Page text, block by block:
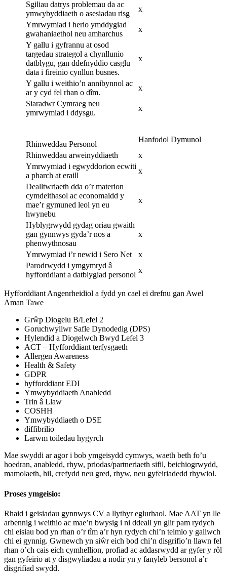
Sgiliau datrys problemau da ac
ymwybyddiaeth o asesiadau risg
x
Ymrwymiad i herio ymddygiad
gwahaniaethol neu amharchus
x
Y gallu i gyfrannu at osod
targedau strategol a chynllunio
datblygu, gan ddefnyddio casglu
data i fireinio cynllun busnes.
x
Y gallu i weithio’n annibynnol ac
ar y cyd fel rhan o dîm.
x
Siaradwr Cymraeg neu
ymrwymiad i ddysgu.
x
Rhinweddau Personol
Hanfodol Dymunol
Rhinweddau arweinyddiaeth
x
Ymrwymiad i egwyddorion ecwiti
a pharch at eraill
x
Dealltwriaeth dda o’r materion
cymdeithasol ac economaidd y
mae’r gymuned leol yn eu
hwynebu
x
Hyblygrwydd gydag oriau gwaith
gan gynnwys gyda’r nos a
phenwythnosau
x
Ymrwymiad i’r newid i Sero Net
x
Parodrwydd i ymgymryd â
hyfforddiant a datblygiad personol
x
Hyfforddiant Angenrheidiol a fydd yn cael ei drefnu gan Awel
Aman Tawe
Grŵp Diogelu B/Lefel 2
Goruchwyliwr Safle Dynodedig (DPS)
Hylendid a Diogelwch Bwyd Lefel 3
ACT – Hyfforddiant terfysgaeth
Allergen Awareness
Health & Safety
GDPR
hyfforddiant EDI
Ymwybyddiaeth Anabledd
Trin â Llaw
COSHH
Ymwybyddiaeth o DSE
diffibrilio
Larwm toiledau hygyrch
Mae swyddi ar agor i bob ymgeisydd cymwys, waeth beth fo’u
hoedran, anabledd, rhyw, priodas/partneriaeth sifil, beichiogrwydd,
mamolaeth, hil, crefydd neu gred, rhyw, neu gyfeiriadedd rhywiol.
Proses ymgeisio:
Rhaid i geisiadau gynnwys CV a llythyr eglurhaol. Mae AAT yn lle
arbennig i weithio ac mae’n bwysig i ni ddeall yn glir pam rydych
chi eisiau bod yn rhan o’r tîm a’r hyn rydych chi’n teimlo y gallwch
chi ei gynnig. Gwnewch yn siŵr eich bod chi’n disgrifio’n llawn fel
rhan o’ch cais eich cymhellion, profiad ac addasrwydd ar gyfer y rôl
gan gyfeirio at y disgwyliadau a nodir yn y fanyleb bersonol a’r
disgrifiad swydd.